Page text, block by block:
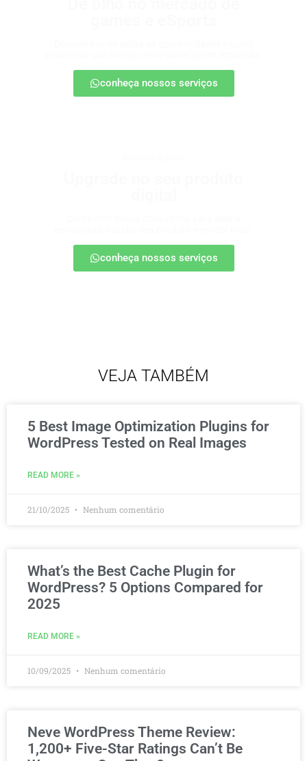
conheça nossos serviços
conheça nossos serviços
VEJA TAMBÉM
5 Best Image Optimization Plugins for
WordPress Tested on Real Images
READ MORE »
21/10/2025 Nenhum comentário
What’s the Best Cache Plugin for
WordPress? 5 Options Compared for
2025
READ MORE »
10/09/2025 Nenhum comentário
Neve WordPress Theme Review:
1,200+ Five-Star Ratings Can’t Be